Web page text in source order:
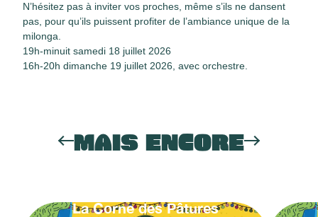
N’hésitez pas à inviter vos proches, même s’ils ne dansent
pas, pour qu’ils puissent profiter de l’ambiance unique de la
milonga.
19h-minuit samedi 18 juillet 2026
16h-20h dimanche 19 juillet 2026, avec orchestre.
MAIS ENCORE
La Corne des Pâtures